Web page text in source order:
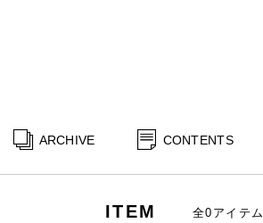
ARCHIVE CONTENTS
ITEM 全0アイテム